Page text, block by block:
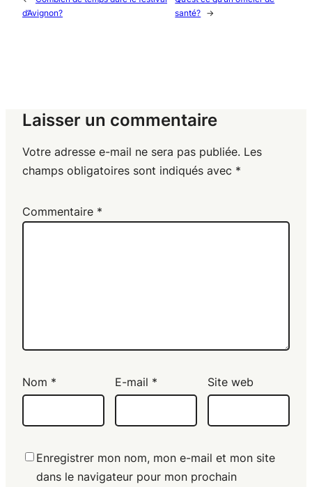
d’Avignon?
santé? →
Laisser un commentaire
Votre adresse e-mail ne sera pas publiée. Les
champs obligatoires sont indiqués avec *
Commentaire *
Nom * E-mail * Site web
Enregistrer mon nom, mon e-mail et mon site
dans le navigateur pour mon prochain